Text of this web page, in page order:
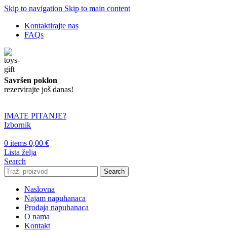
Skip to navigation Skip to main content
Kontaktirajte nas
FAQs
Savršen poklon
rezervirajte još danas!
IMATE PITANJE?
Izbornik
0 items 0,00 €
Lista želja
Search
Search
Naslovna
Najam napuhanaca
Prodaja napuhanaca
O nama
Kontakt